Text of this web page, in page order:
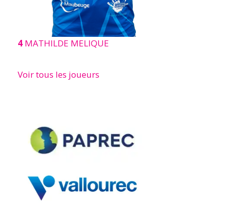
4 MATHILDE MELIQUE
Voir tous les joueurs